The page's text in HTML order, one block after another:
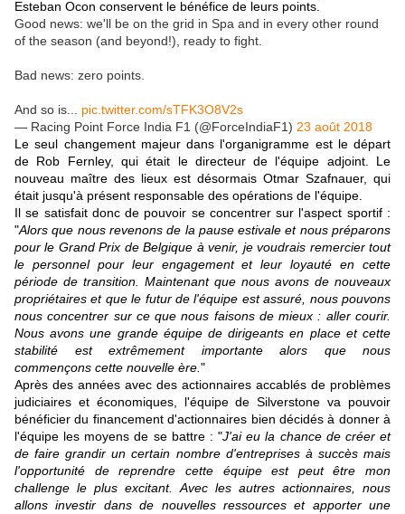
Esteban Ocon conservent le bénéfice de leurs points.
Good news: we'll be on the grid in Spa and in every other round
of the season (and beyond!), ready to fight.
Bad news: zero points.
And so is... pic.twitter.com/sTFK3O8V2s
— Racing Point Force India F1 (@ForceIndiaF1) 23 août 2018
Le seul changement majeur dans l'organigramme est le départ
de Rob Fernley, qui était le directeur de l'équipe adjoint. Le
nouveau maître des lieux est désormais Otmar Szafnauer, qui
était jusqu'à présent responsable des opérations de l'équipe.
Il se satisfait donc de pouvoir se concentrer sur l'aspect sportif :
"Alors que nous revenons de la pause estivale et nous préparons
pour le Grand Prix de Belgique à venir, je voudrais remercier tout
le personnel pour leur engagement et leur loyauté en cette
période de transition. Maintenant que nous avons de nouveaux
propriétaires et que le futur de l'équipe est assuré, nous pouvons
nous concentrer sur ce que nous faisons de mieux : aller courir.
Nous avons une grande équipe de dirigeants en place et cette
stabilité est extrêmement importante alors que nous
commençons cette nouvelle ère. "
Après des années avec des actionnaires accablés de problèmes
judiciaires et économiques, l'équipe de Silverstone va pouvoir
bénéficier du financement d'actionnaires bien décidés à donner à
l'équipe les moyens de se battre : "J'ai eu la chance de créer et
de faire grandir un certain nombre d'entreprises à succès mais
l'opportunité de reprendre cette équipe est peut être mon
challenge le plus excitant. Avec les autres actionnaires, nous
allons investir dans de nouvelles ressources et apporter une